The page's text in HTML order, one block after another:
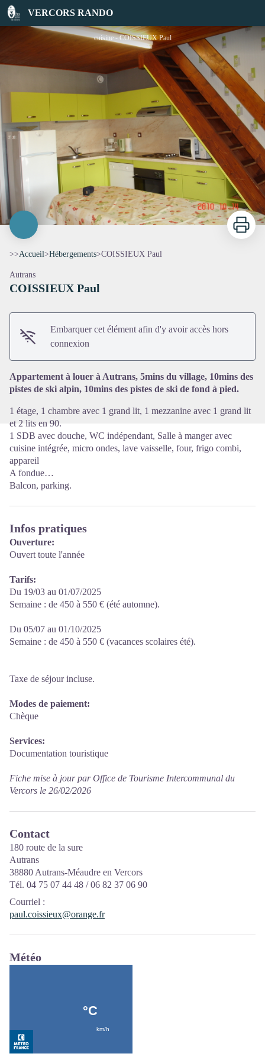
VERCORS RANDO
COISSIEUX Paul
cuisine - COISSIEUX Paul
Voir l'image en plein écran
Imprimer
>>Accueil>Hébergements>COISSIEUX Paul
Autrans
COISSIEUX Paul
Embarquer cet élément afin d'y avoir accès hors
connexion
Appartement à louer à Autrans, 5mins du village, 10mins des
pistes de ski alpin, 10mins des pistes de ski de fond à pied.
1 étage, 1 chambre avec 1 grand lit, 1 mezzanine avec 1 grand lit
et 2 lits en 90.
1 SDB avec douche, WC indépendant, Salle à manger avec
cuisine intégrée, micro ondes, lave vaisselle, four, frigo combi,
appareil
A fondue…
Balcon, parking.
Infos pratiques
Ouverture:
Ouvert toute l'année
Tarifs:
Du 19/03 au 01/07/2025
Semaine : de 450 à 550 € (été automne).
Du 05/07 au 01/10/2025
Semaine : de 450 à 550 € (vacances scolaires été).
Taxe de séjour incluse.
Modes de paiement:
Chèque
Services:
Documentation touristique
Fiche mise à jour par Office de Tourisme Intercommunal du
Vercors le 26/02/2026
Contact
180 route de la sure
Autrans
38880 Autrans-Méaudre en Vercors
Tél. 04 75 07 44 48 / 06 82 37 06 90
Courriel :
paul.coissieux@orange.fr
Météo